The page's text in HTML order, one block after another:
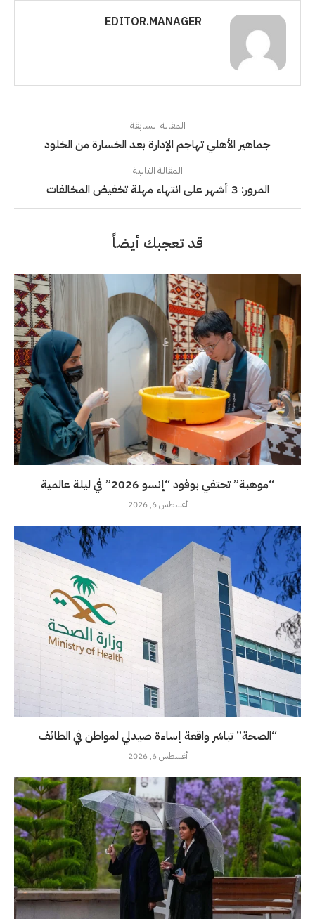
EDITOR.MANAGER
المقالة السابقة
جماهير الأهلي تهاجم الإدارة بعد الخسارة من الخلود
المقالة التالية
المرور: 3 أشهر على انتهاء مهلة تخفيض المخالفات
قد تعجبك أيضاً
“موهبة” تحتفي بوفود “إنسو 2026” في ليلة عالمية
أغسطس 6, 2026
“الصحة” تباشر واقعة إساءة صيدلي لمواطن في الطائف
أغسطس 6, 2026